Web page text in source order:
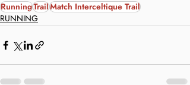
RunningTrailMatch Interceltique Trail
RUNNING